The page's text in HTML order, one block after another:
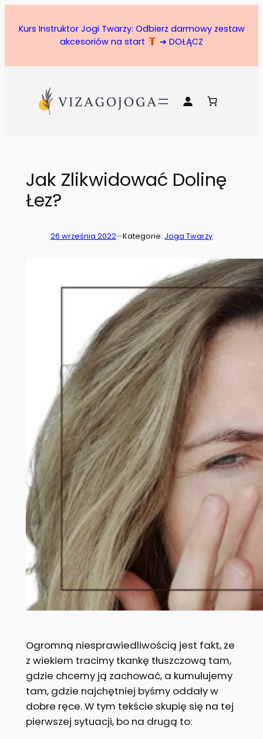
Kurs Instruktor Jogi Twarzy: Odbierz darmowy zestaw
akcesoriów na start
➔ DOŁĄCZ
Jak Zlikwidować Dolinę
Łez?
26 września 2022—Kategorie: Joga Twarzy
Ogromną niesprawiedliwością jest fakt, że
z wiekiem tracimy tkankę tłuszczową tam,
gdzie chcemy ją zachować, a kumulujemy
tam, gdzie najchętniej byśmy oddały w
dobre ręce. W tym tekście skupię się na tej
pierwszej sytuacji, bo na drugą to: